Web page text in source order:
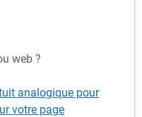
web ?
analogique pour
votre page